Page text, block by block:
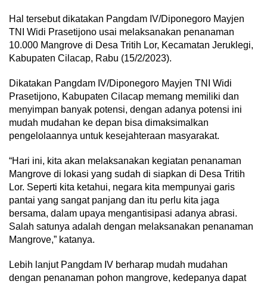
Hal tersebut dikatakan Pangdam IV/Diponegoro Mayjen
TNI Widi Prasetijono usai melaksanakan penanaman
10.000 Mangrove di Desa Tritih Lor, Kecamatan Jeruklegi,
Kabupaten Cilacap, Rabu (15/2/2023).
Dikatakan Pangdam IV/Diponegoro Mayjen TNI Widi
Prasetijono, Kabupaten Cilacap memang memiliki dan
menyimpan banyak potensi, dengan adanya potensi ini
mudah mudahan ke depan bisa dimaksimalkan
pengelolaannya untuk kesejahteraan masyarakat.
“Hari ini, kita akan melaksanakan kegiatan penanaman
Mangrove di lokasi yang sudah di siapkan di Desa Tritih
Lor. Seperti kita ketahui, negara kita mempunyai garis
pantai yang sangat panjang dan itu perlu kita jaga
bersama, dalam upaya mengantisipasi adanya abrasi.
Salah satunya adalah dengan melaksanakan penanaman
Mangrove,” katanya.
Lebih lanjut Pangdam IV berharap mudah mudahan
dengan penanaman pohon mangrove, kedepanya dapat